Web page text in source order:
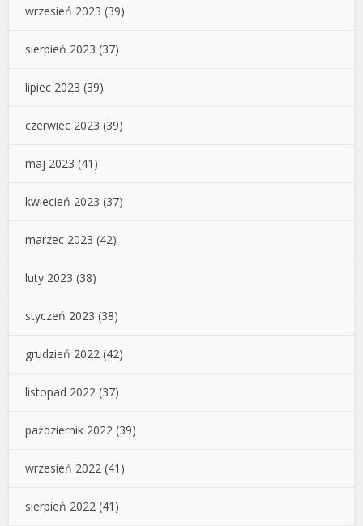
wrzesień 2023 (39)
sierpień 2023 (37)
lipiec 2023 (39)
czerwiec 2023 (39)
maj 2023 (41)
kwiecień 2023 (37)
marzec 2023 (42)
luty 2023 (38)
styczeń 2023 (38)
grudzień 2022 (42)
listopad 2022 (37)
październik 2022 (39)
wrzesień 2022 (41)
sierpień 2022 (41)